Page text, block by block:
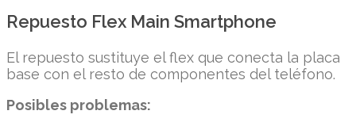
Repuesto Flex Main Smartphone
El repuesto sustituye el flex que conecta la placa
base con el resto de componentes del teléfono.
Posibles problemas: